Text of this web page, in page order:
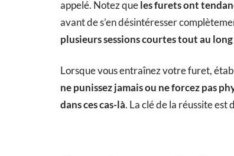
appelé. Notez queles furets ont
avant de s’en désintéresser
plusieurs sessions courtes tout au
Lorsque vous entraînez votre furet,
ne punissez jamais ou ne forcez pas
dans ces cas-là. La clé de la réussite est